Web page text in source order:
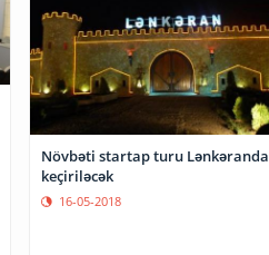
Növbəti startap turu Lənkəranda
keçiriləcək
16-05-2018